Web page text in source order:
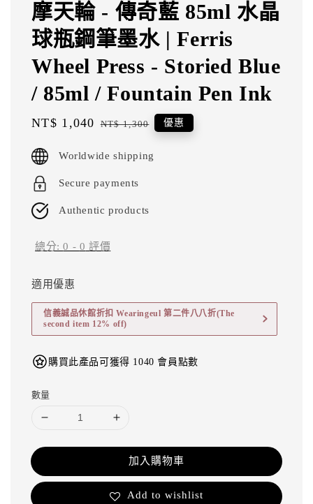
摩天輪 - 傳奇藍 85ml 水晶
球瓶鋼筆墨水 | Ferris
Wheel Press - Storied Blue
/ 85ml / Fountain Pen Ink
Sale
NT$ 1,040 Regular
NT$ 1,300 優惠
Worldwide shipping
Secure payments
Authentic products
總分:0 - 0 評價
適用優惠
信義誠品休館折扣 Wearingeul 第二件八八折(The
second item 12% off)
購買此產品可獲得 1040 會員點數
數量
加入購物車
Add to wishlist